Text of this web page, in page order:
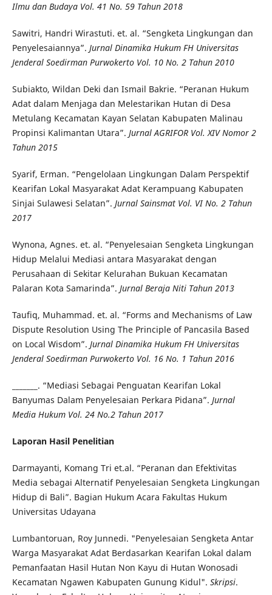
Ilmu dan Budaya Vol. 41 No. 59 Tahun 2018
Sawitri, Handri Wirastuti. et. al. “Sengketa Lingkungan dan
Penyelesaiannya”. Jurnal Dinamika Hukum FH Universitas
Jenderal Soedirman Purwokerto Vol. 10 No. 2Tahun 2010
Subiakto, Wildan Deki dan Ismail Bakrie. “Peranan Hukum
Adat dalam Menjaga dan Melestarikan Hutan di Desa
Metulang Kecamatan Kayan Selatan Kabupaten Malinau
Propinsi Kalimantan Utara”. Jurnal AGRIFOR Vol. XIV Nomor 2
Tahun 2015
Syarif, Erman. “Pengelolaan Lingkungan Dalam Perspektif
Kearifan Lokal Masyarakat Adat Kerampuang Kabupaten
Sinjai Sulawesi Selatan”. Jurnal Sainsmat Vol. VI No. 2 Tahun
2017
Wynona, Agnes. et. al. “Penyelesaian Sengketa Lingkungan
Hidup Melalui Mediasi antara Masyarakat dengan
Perusahaan di Sekitar Kelurahan Bukuan Kecamatan
Palaran Kota Samarinda”. Jurnal Beraja NitiTahun 2013
Taufiq, Muhammad. et. al. “Forms and Mechanisms of Law
Dispute Resolution Using The Principle of Pancasila Based
on Local Wisdom”. Jurnal Dinamika Hukum FH Universitas
Jenderal Soedirman Purwokerto Vol. 16 No. 1 Tahun 2016
_______. “Mediasi Sebagai Penguatan Kearifan Lokal
Banyumas Dalam Penyelesaian Perkara Pidana”. Jurnal
Media Hukum Vol. 24 No.2 Tahun 2017
Laporan Hasil Penelitian
Darmayanti, Komang Tri et.al. “Peranan dan Efektivitas
Media sebagai Alternatif Penyelesaian Sengketa Lingkungan
Hidup di Bali”. Bagian Hukum Acara Fakultas Hukum
Universitas Udayana
Lumbantoruan, Roy Junnedi. "Penyelesaian Sengketa Antar
Warga Masyarakat Adat Berdasarkan Kearifan Lokal dalam
Pemanfaatan Hasil Hutan Non Kayu di Hutan Wonosadi
Kecamatan Ngawen Kabupaten Gunung Kidul". Skripsi.